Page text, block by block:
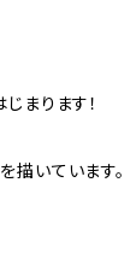
まります！
描いています。